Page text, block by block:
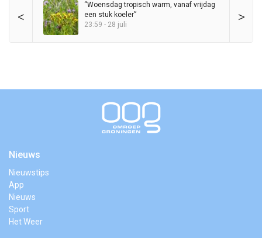
< >
“Woensdag tropisch warm, vanaf vrijdag
een stuk koeler”
23:59 - 28 juli
Nieuws
Nieuwstips
App
Nieuws
Sport
Het Weer